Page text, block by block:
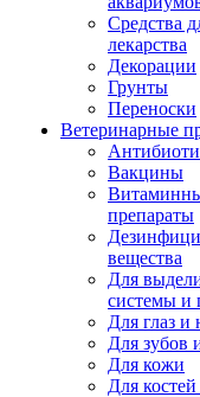
Средства
лекарства
Декорации
Грунты
Переноски
Ветеринарные
Вакцины
препараты
вещества
Для
системы и
Для глаз и
Для зубов
Для кожи
Для